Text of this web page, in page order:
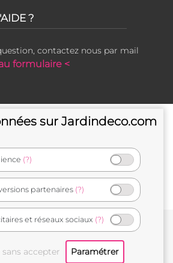
?
contactez nous par mail
formulaire <
commerçant français
sur Jardindeco.com
(?)
partenaires (?)
et réseaux sociaux (?)